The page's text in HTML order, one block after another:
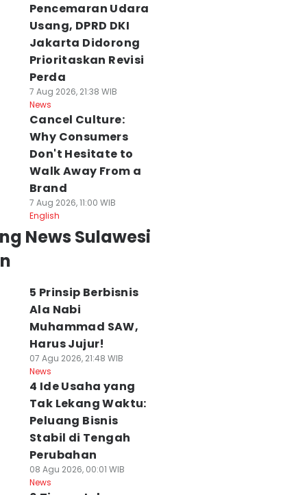
Pencemaran Udara
Usang, DPRD DKI
Jakarta Didorong
Prioritaskan Revisi
Perda
7 Aug 2026, 21:38 WIB
News
Cancel Culture:
Why Consumers
Don't Hesitate to
Walk Away From a
Brand
7 Aug 2026, 11:00 WIB
English
News Sulawesi
5 Prinsip Berbisnis
Ala Nabi
Muhammad SAW,
Harus Jujur!
07 Agu 2026, 21:48 WIB
News
4 Ide Usaha yang
Tak Lekang Waktu:
Peluang Bisnis
Stabil di Tengah
Perubahan
08 Agu 2026, 00:01 WIB
News